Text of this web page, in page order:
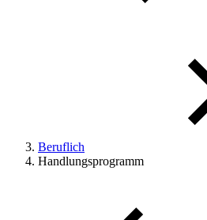
Beruflich
Handlungsprogramm